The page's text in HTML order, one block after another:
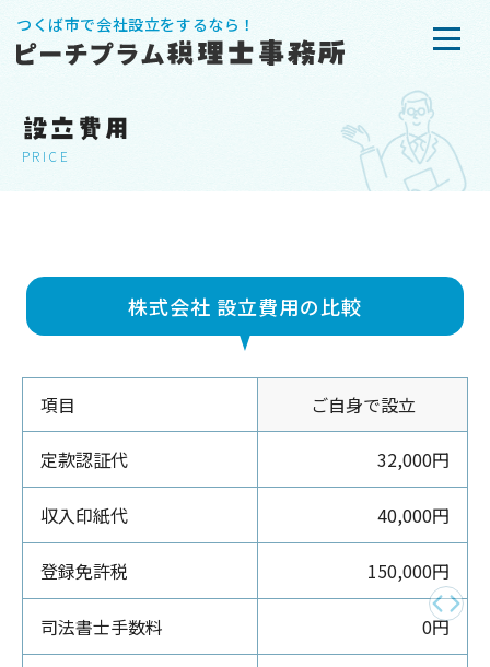
つくば市で会社設立をするなら！
設立費用
PRICE
株式会社 設立費用の比較
項目 ご自身で設立
定款認証代 32,000円
収入印紙代 40,000円
登録免許税 150,000円
司法書士手数料 0円